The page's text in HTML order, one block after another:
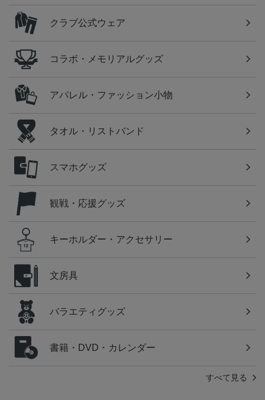
クラブ公式ウェア
コラボ・メモリアルグッズ
アパレル・ファッション小物
タオル・リストバンド
スマホグッズ
観戦・応援グッズ
キーホルダー・アクセサリー
文房具
バラエティグッズ
書籍・DVD・カレンダー
すべて見る